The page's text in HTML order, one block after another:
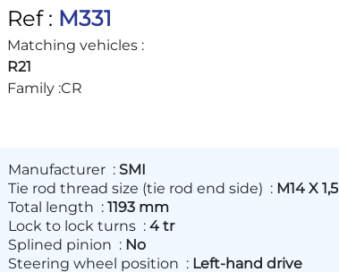
Ref : M331
Matching vehicles :
R21
Family :CR
Manufacturer : SMI
Tie rod thread size (tie rod end side) : M14 X 1,5
Total length : 1193 mm
Lock to lock turns : 4 tr
Splined pinion : No
Steering wheel position : Left-hand drive